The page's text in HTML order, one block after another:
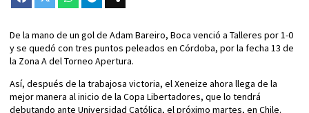
De la mano de un gol de Adam Bareiro, Boca venció a Talleres por 1-0
y se quedó con tres puntos peleados en Córdoba, por la fecha 13 de
la Zona A del Torneo Apertura.
Así, después de la trabajosa victoria, el Xeneize ahora llega de la
mejor manera al inicio de la Copa Libertadores, que lo tendrá
debutando ante Universidad Católica, el próximo martes, en Chile.